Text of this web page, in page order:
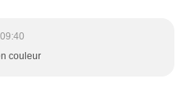
couleur